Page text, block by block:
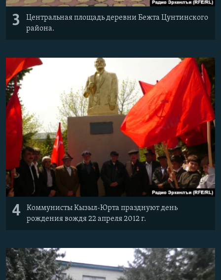
3
Центральная площадь деревни Бежта Цунтинского
района.
4
Коммунисты Кызыл-Юрта празднуют день
рождения вождя 22 апреля 2012 г.